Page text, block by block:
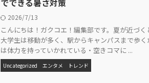
2026/7/13
こんにちは！ガクコエ！編集部です。夏が近づ
大学生は移動が多く、駅からキャンパスまで歩
は体力を持っていかれている・空きコマに ...
Uncategorized エンタメ トレンド